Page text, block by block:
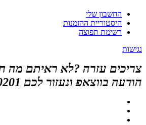
החשבון שלי
היסטוריית ההזמנות
רשימת תפוצה
נגישות
צריכים עזרה ?לא ראיתם מה
הודעה בווצאפ ונעזור לכם 0533380201 אליס